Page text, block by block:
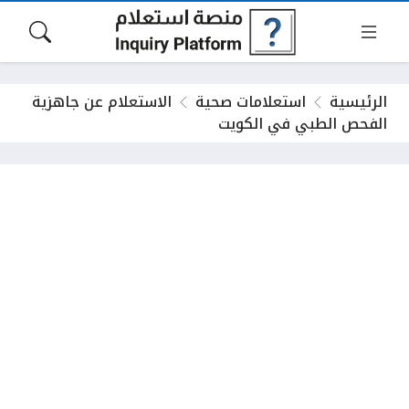
الرئيسية استعلامات صحية الاستعلام عن جاهزية
الفحص الطبي في الكويت